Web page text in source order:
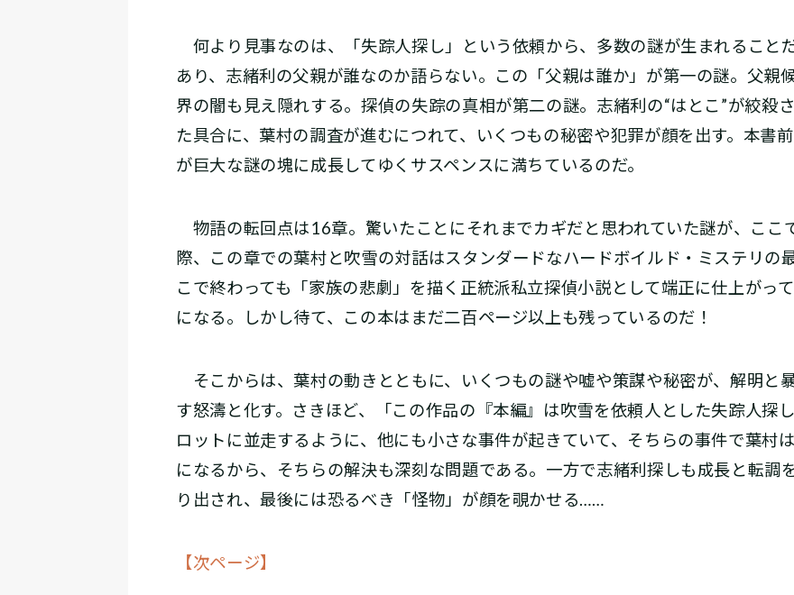
何より見事なのは、「失踪人探し」という依頼から、多数の謎が生まれること
あり、志緒利の父親が誰なのか語らない。この「父親は誰か」が第一の謎。父親
界の闇も見え隠れする。探偵の失踪の真相が第二の謎。志緒利の“はとこ”が絞殺
た具合に、葉村の調査が進むにつれて、いくつもの秘密や犯罪が顔を出す。本書
が巨大な謎の塊に成長してゆくサスペンスに満ちているのだ。
物語の転回点は16章。驚いたことにそれまでカギだと思われていた謎が、ここ
際、この章での葉村と吹雪の対話はスタンダードなハードボイルド・ミステリの
こで終わっても「家族の悲劇」を描く正統派私立探偵小説として端正に仕上がっ
になる。しかし待て、この本はまだ二百ページ以上も残っているのだ！
そこからは、葉村の動きとともに、いくつもの謎や嘘や策謀や秘密が、解明と
す怒濤と化す。さきほど、「この作品の『本編』は吹雪を依頼人とした失踪人探
ロットに並走するように、他にも小さな事件が起きていて、そちらの事件で葉村
になるから、そちらの解決も深刻な問題である。一方で志緒利探しも成長と転調
り出され、最後には恐るべき「怪物」が顔を覗かせる……
【次ページ】